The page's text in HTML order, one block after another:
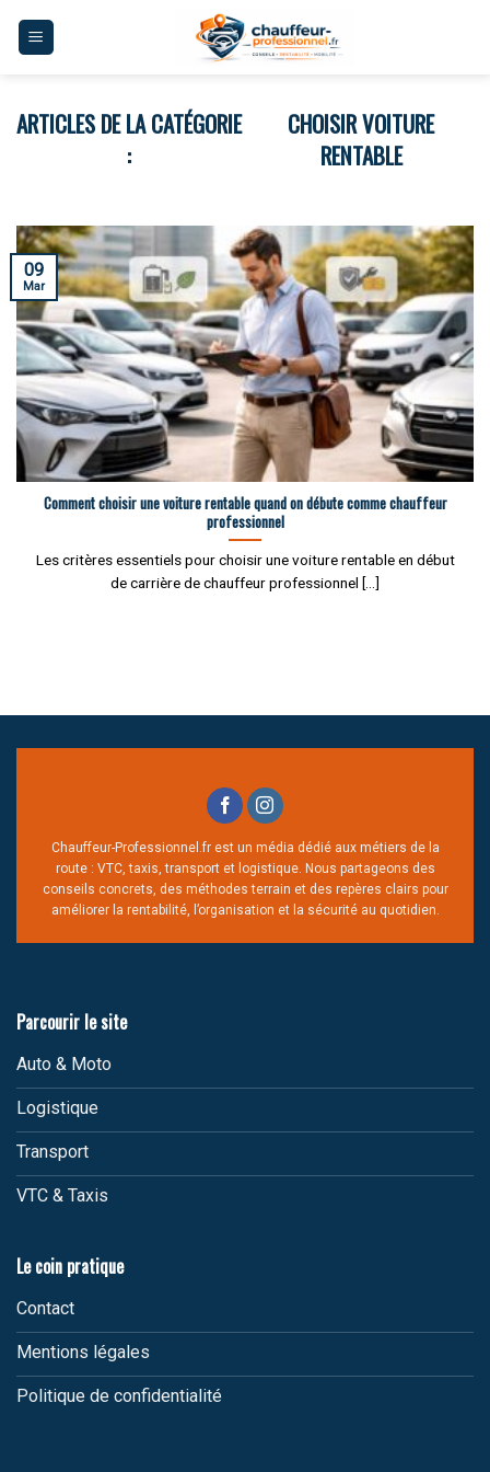
CHOISIR VOITURE
RENTABLE
Comment choisir une voiture rentable quand on débute comme chauffeur
professionnel
Les critères essentiels pour choisir une voiture rentable en début
de carrière de chauffeur professionnel [...]
09
Mar
Chauffeur-Professionnel.fr est un média dédié aux métiers de la
route : VTC, taxis, transport et logistique. Nous partageons des
conseils concrets, des méthodes terrain et des repères clairs pour
améliorer la rentabilité, l’organisation et la sécurité au quotidien.
Parcourir le site
Auto & Moto
Logistique
Transport
VTC & Taxis
Le coin pratique
Contact
Mentions légales
Politique de confidentialité